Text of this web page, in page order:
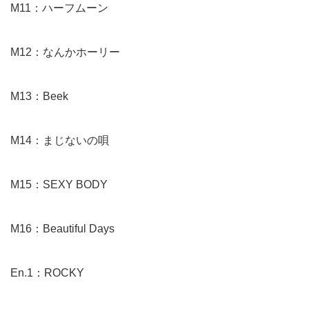
M11：ハーフムーン
M12：なんかホーリー
M13：Beek
M14：まじないの唄
M15：SEXY BODY
M16：Beautiful Days
En.1：ROCKY